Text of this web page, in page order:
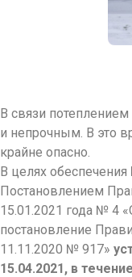
В связи
и непрочным. В это
крайне опасно.
В целях обеспечения
Постановлением
15.01.2021 года № 4
постановление
11.11.2020 № 917»
15.04.2021, в